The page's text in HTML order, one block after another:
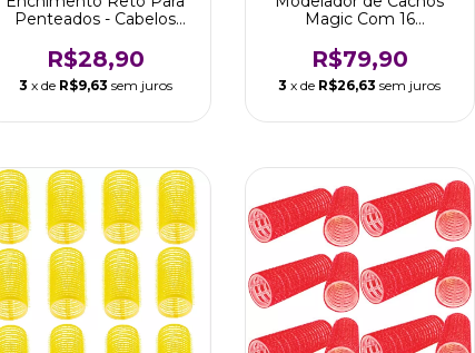
Penteados - Cabelos
R$28,90
3 x de R$9,63 sem juros
Magic Com 16
Agulhas
R$79,90
3 x de R$26,63 sem juros